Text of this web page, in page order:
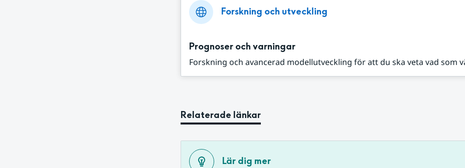
Forskning och utveckling
Prognoser och varningar
Forskning och avancerad modellutveckling för att du ska veta vad som
Relaterade länkar
Lär dig mer